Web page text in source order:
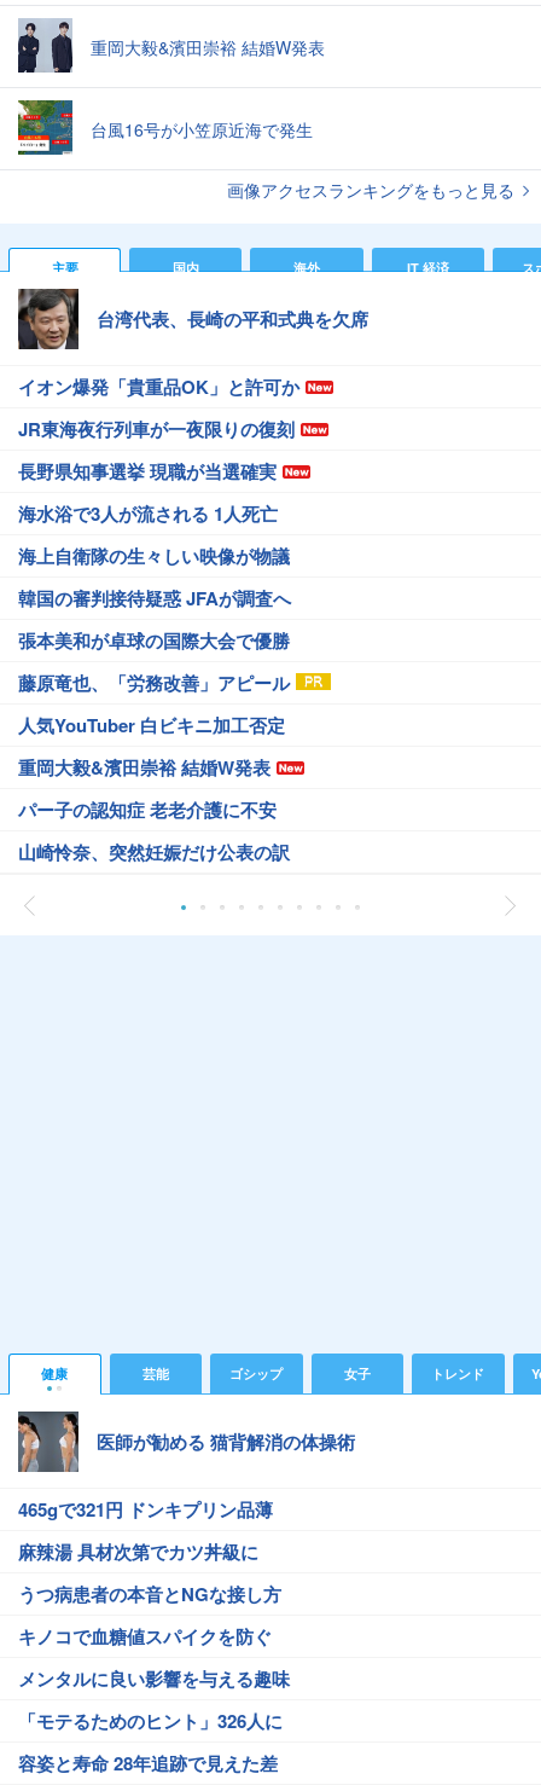
重岡大毅&濱田崇裕 結婚W発表
台風16号が小笠原近海で発生
画像アクセスランキングをもっと見る
主要 国内 海外 IT 経済 ス
台湾代表、長崎の平和式典を欠席
イオン爆発「貴重品OK」と許可か
JR東海夜行列車が一夜限りの復刻
長野県知事選挙 現職が当選確実
海水浴で3人が流される 1人死亡
海上自衛隊の生々しい映像が物議
韓国の審判接待疑惑 JFAが調査へ
張本美和が卓球の国際大会で優勝
藤原竜也、「労務改善」アピール
人気YouTuber 白ビキニ加工否定
重岡大毅&濱田崇裕 結婚W発表
パー子の認知症 老老介護に不安
山崎怜奈、突然妊娠だけ公表の訳
健康 芸能 ゴシップ 女子 トレンド
医師が勧める 猫背解消の体操術
465gで321円 ドンキプリン品薄
麻辣湯 具材次第でカツ丼級に
うつ病患者の本音とNGな接し方
キノコで血糖値スパイクを防ぐ
メンタルに良い影響を与える趣味
「モテるためのヒント」326人に
容姿と寿命 28年追跡で見えた差